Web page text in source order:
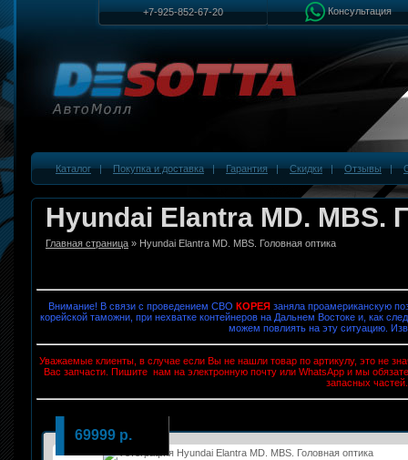
+7-925-852-67-20 Консультация
Каталог|Покупка и доставка|Гарантия|Скидки|Отзывы|
Hyundai Elantra MD. MBS.
Главная страница » Hyundai Elantra MD. MBS. Головная оптика
Внимание! В связи с проведением СВО КОРЕЯзаняла проамериканскую
корейской таможни, при нехватке контейнеров на Дальнем Востоке и, как
можем повлиять на эту ситуацию.
Уважаемые клиенты, в случае если Вы не нашли товар по артикулу, это не
Вас запчасти. Пишите нам на электронную почту или WhatsApp и мы
запасных частей.
69999 р.